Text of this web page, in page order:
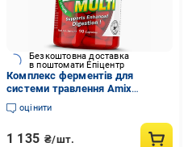
Безкоштовна доставка
в поштомати Епіцентр
Комплекс ферментів для
системи травлення Amix
Nutrition EnzymEx Multi 90 капс.
(69135001)
оцінити
1 135 ₴/шт.